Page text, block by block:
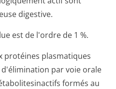
digestive.
est de l'ordre de 1 %.
protéines plasmatiques
d'élimination par voie orale
formés au